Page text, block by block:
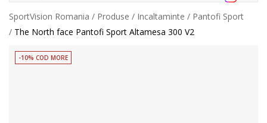
SportVision Romania Produse Incaltaminte
Pantofi Sport
The North face Pantofi Sport Altamesa 300 V2
-10% COD MORE